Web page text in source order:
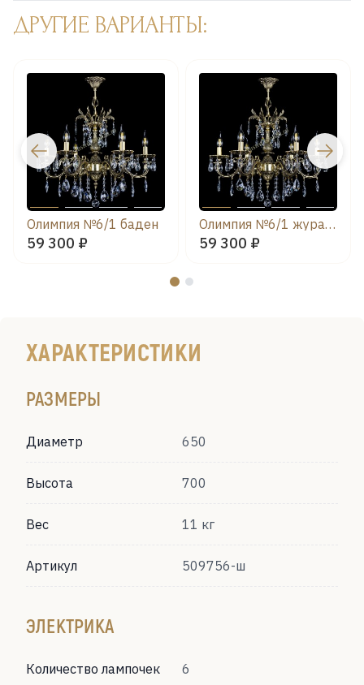
ДРУГИЕ ВАРИАНТЫ:
Олимпия №6/1 баден
59 300 ₽
Олимпия №6/1 журавлик
59 300 ₽
ХАРАКТЕРИСТИКИ
РАЗМЕРЫ
Диаметр 650
Высота 700
Вес 11 кг
Артикул 509756-ш
ЭЛЕКТРИКА
Количество лампочек 6